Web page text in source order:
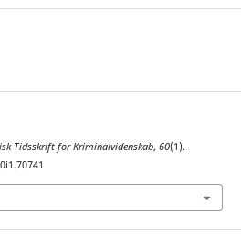
Tidsskrift for Kriminalvidenskab, 60(1).